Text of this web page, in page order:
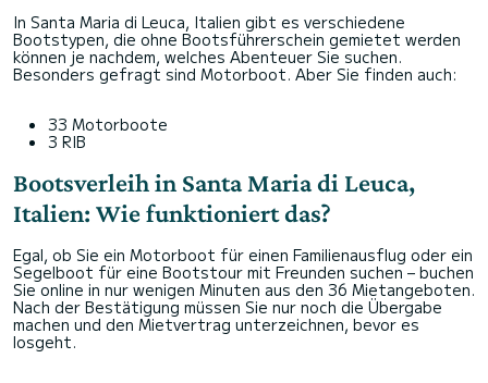
In Santa Maria di Leuca, Italien gibt es verschiedene
Bootstypen, die ohne Bootsführerschein gemietet werden
können je nachdem, welches Abenteuer Sie suchen.
Besonders gefragt sind Motorboot. Aber Sie finden auch:
33 Motorboote
3 RIB
Bootsverleih in Santa Maria di Leuca,
Italien: Wie funktioniert das?
Egal, ob Sie ein Motorboot für einen Familienausflug oder ein
Segelboot für eine Bootstour mit Freunden suchen – buchen
Sie online in nur wenigen Minuten aus den 36 Mietangeboten.
Nach der Bestätigung müssen Sie nur noch die Übergabe
machen und den Mietvertrag unterzeichnen, bevor es
losgeht.